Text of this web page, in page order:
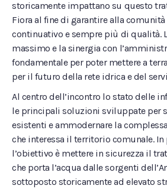
storicamente impattano su questo
Fiora al fine di garantire alla
continuativo e sempre più di qualità.
massimo e la sinergia con
fondamentale per poter mettere a
per il futuro della rete idrica e del
Al centro dell’incontro lo stato delle
le principali soluzioni sviluppate per
esistenti e ammodernare la
che interessa il territorio comunale. In
l’obiettivo è mettere in sicurezza il
che porta l’acqua dalle sorgenti
sottoposto storicamente ad elevato